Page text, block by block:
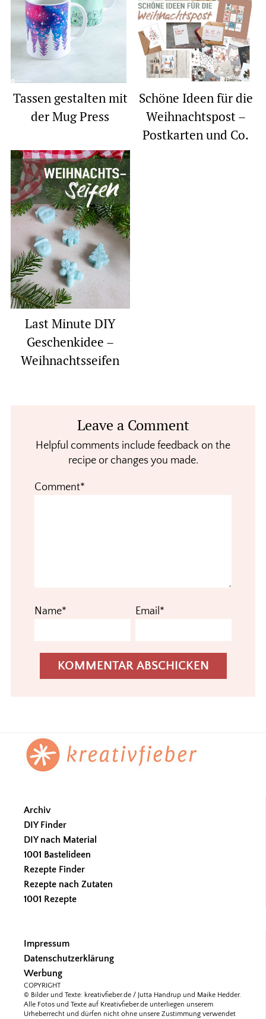
Tassen gestalten mit
der Mug Press
Schöne Ideen für die
Weihnachtspost –
Postkarten und Co.
Last Minute DIY
Geschenkidee –
Weihnachtsseifen
InteractionsLeave a Comment
Helpful comments include feedback on the
recipe or changes you made.
Comment*
Name* Email*
Footer
Archiv
DIY Finder
DIY nach Material
1001 Bastelideen
Rezepte Finder
Rezepte nach Zutaten
1001 Rezepte
Impressum
Datenschutzerklärung
Werbung
COPYRIGHT
© Bilder und Texte: kreativfieber.de / Jutta Handrup und Maike Hedder.
Alle Fotos und Texte auf Kreativfieber.de unterliegen unserem
Urheberrecht und dürfen nicht ohne unsere Zustimmung verwendet